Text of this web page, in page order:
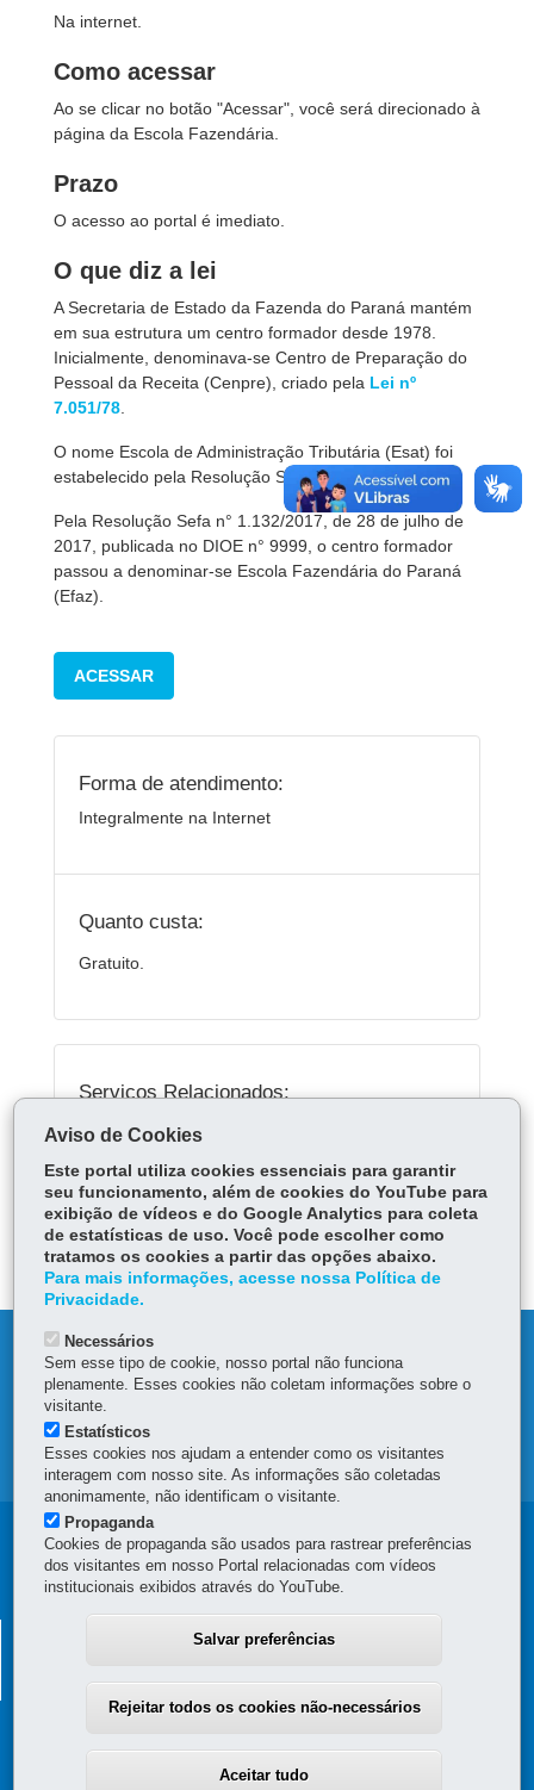
Na internet.
Como acessar
Ao se clicar no botão "Acessar", você será direcionado à
página da Escola Fazendária.
Prazo
O acesso ao portal é imediato.
O que diz a lei
A Secretaria de Estado da Fazenda do Paraná mantém
em sua estrutura um centro formador desde 1978.
Inicialmente, denominava-se Centro de Preparação do
Pessoal da Receita (Cenpre), criado pela Lei nº
7.051/78
O nome Escola de Administração Tributária (Esat) foi
estabelecido pela Resolução Sefa nº 88/2005.
Pela Resolução Sefa n° 1.132/2017, de 28 de julho de
2017, publicada no DIOE n° 9999, o centro formador
passou a denominar-se Escola Fazendária do Paraná
(Efaz).
ACESSAR
Forma de atendimento:
Integralmente na Internet
Quanto custa:
Gratuito.
Serviços Relacionados:
Cadastrar usuário da Escola de Gestão
ÓRGÃO RESPONSÁVEL
DEIXE SUA OPINIÃO
MAPA DO SITE
DENUNCIE CORRUPÇÃO
Navegação
principal
SECRETARIA DA FAZENDA
Aviso de Cookies
Este portal utiliza cookies essenciais para garantir
seu funcionamento, além de cookies do YouTube para
exibição de vídeos e do Google Analytics para coleta
de estatísticas de uso. Você pode escolher como
tratamos os cookies a partir das opções abaixo.
Para mais informações, acesse nossa Política de
Privacidade.
Necessários
Sem esse tipo de cookie, nosso portal não funciona
plenamente. Esses cookies não coletam informações sobre o
visitante.
Estatísticos
Esses cookies nos ajudam a entender como os visitantes
interagem com nosso site. As informações são coletadas
anonimamente, não identificam o visitante.
Propaganda
Cookies de propaganda são usados para rastrear preferências
dos visitantes em nosso Portal relacionadas com vídeos
institucionais exibidos através do YouTube.
Salvar preferências
Rejeitar todos os cookies não-necessários
Aceitar tudo